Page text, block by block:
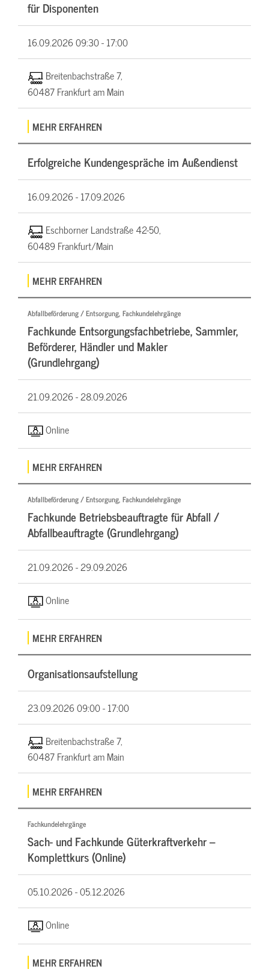
für Disponenten
16.09.202609:30 - 17:00
Breitenbachstraße 7,
60487 Frankfurt am Main
MEHR ERFAHREN
Erfolgreiche Kundengespräche im Außendienst
16.09.2026 -17.09.2026
Eschborner Landstraße 42-50,
60489 Frankfurt/Main
MEHR ERFAHREN
Abfallbeförderung / Entsorgung, Fachkundelehrgänge
Fachkunde Entsorgungsfachbetriebe, Sammler,
Beförderer, Händler und Makler
(Grundlehrgang)
21.09.2026 -28.09.2026
Online
MEHR ERFAHREN
Abfallbeförderung / Entsorgung, Fachkundelehrgänge
Fachkunde Betriebsbeauftragte für Abfall /
Abfallbeauftragte (Grundlehrgang)
21.09.2026 -29.09.2026
Online
MEHR ERFAHREN
Organisationsaufstellung
23.09.202609:00 - 17:00
Breitenbachstraße 7,
60487 Frankfurt am Main
MEHR ERFAHREN
Fachkundelehrgänge
Sach- und Fachkunde Güterkraftverkehr –
Komplettkurs (Online)
05.10.2026 -05.12.2026
Online
MEHR ERFAHREN